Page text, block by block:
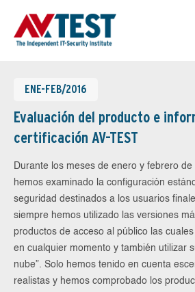
ENE-FEB/2016
Evaluación del producto e
certificación AV-TEST
Durante los meses de enero y febrero de
hemos examinado la configuración
seguridad destinados a los usuarios
siempre hemos utilizado las versiones
productos de acceso al público las
en cualquier momento y también utilizar
nube”. Solo hemos tenido en cuenta
realistas y hemos comprobado los